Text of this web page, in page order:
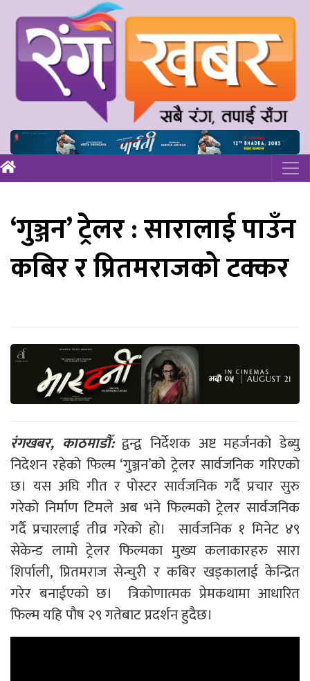
‘गुञ्जन’ ट्रेलर : सारालाई पाउँन
कबिर र प्रितमराजको टक्कर
रंगखबर, काठमाडौँ:द्वन्द्व निर्देशक अष्ट महर्जनको डेब्यु
निदेशन रहेको फिल्म ‘गुञ्जन’को ट्रेलर सार्वजनिक गरिएको
छ। यस अघि गीत र पोस्टर सार्वजनिक गर्दै प्रचार सुरु
गरेको निर्माण टिमले अब भने फिल्मको ट्रेलर सार्वजनिक
गर्दै प्रचारलाई तीव्र गरेको हो। सार्वजनिक १ मिनेट ४९
सेकेन्ड लामो ट्रेलर फिल्मका मुख्य कलाकारहरु सारा
शिर्पाली, प्रितमराज सेन्चुरी र कबिर खड्कालाई केन्द्रित
गरेर बनाईएको छ। त्रिकोणात्मक प्रेमकथामा आधारित
फिल्म यहि पौष २९ गतेबाट प्रदर्शन हुदैछ।